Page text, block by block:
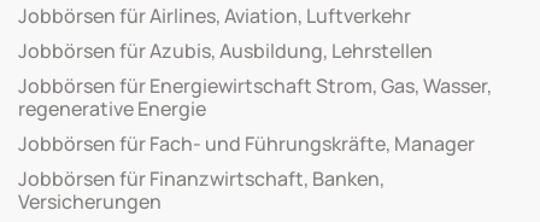
Jobbörsen für Airlines, Aviation, Luftverkehr
Jobbörsen für Azubis, Ausbildung, Lehrstellen
Jobbörsen für Energiewirtschaft Strom, Gas, Wasser,
regenerative Energie
Jobbörsen für Fach- und Führungskräfte, Manager
Jobbörsen für Finanzwirtschaft, Banken,
Versicherungen